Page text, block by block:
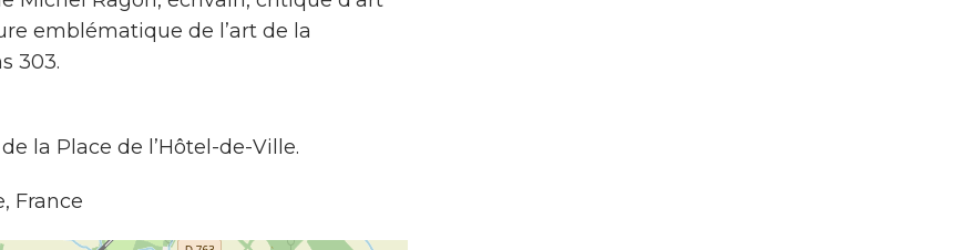
emblématique de l’art de la
303.
la Place de l’Hôtel-de-Ville.
France